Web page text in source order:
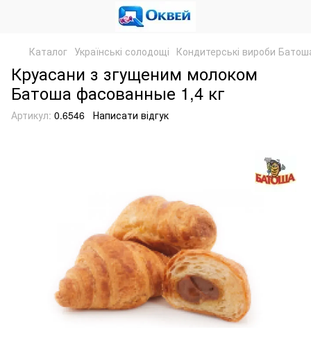
Каталог Українські солодощі Кондитерські вироби
Круасани з згущеним молоком
Батоша фасованные 1,4 кг
Артикул: 0.6546 Написати відгук